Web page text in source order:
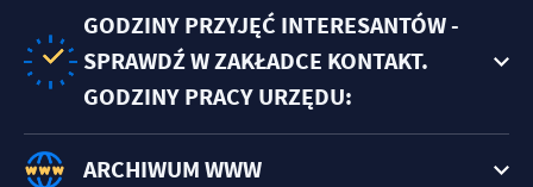
GODZINY PRZYJĘĆ INTERESANTÓW -
SPRAWDŹ W ZAKŁADCE KONTAKT.
GODZINY PRACY URZĘDU:
ARCHIWUM WWW